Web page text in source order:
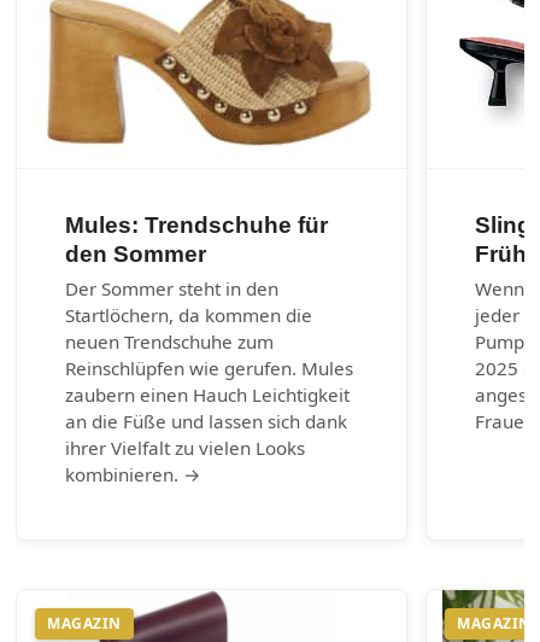
Mules: Trendschuhe für
den Sommer
Der Sommer steht in den
Startlöchern, da kommen die
neuen Trendschuhe zum
Reinschlüpfen wie gerufen. Mules
zaubern einen Hauch Leichtigkeit
an die Füße und lassen sich dank
ihrer Vielfalt zu vielen Looks
kombinieren. →
Wenn
jeder
2025
MAGAZIN MAGAZIN